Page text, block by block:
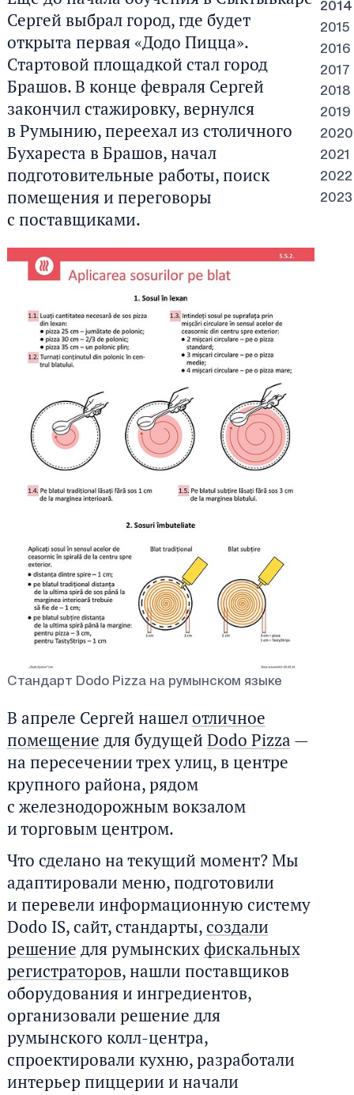
2014
2015
2016
2017
2018
2019
2020
2021
2022
2023
Сергей выбрал город, где будет
открыта первая «Додо Пицца».
Стартовой площадкой стал город
Брашов. В конце февраля Сергей
закончил стажировку, вернулся
в Румынию, переехал из столичного
Бухареста в Брашов, начал
подготовительные работы, поиск
помещения и переговоры
с поставщиками.
Стандарт Dodo Pizza на румынском языке
В апреле Сергей нашелотличное
помещение для будущей Dodo Pizza —
на пересечении трех улиц, в центре
крупного района, рядом
с железнодорожным вокзалом
и торговым центром.
Что сделано на текущий момент? Мы
адаптировали меню, подготовили
и перевели информационную систему
Dodo IS, сайт, стандарты,создали
решение для румынскихфискальных
регистраторов, нашли поставщиков
оборудования и ингредиентов,
организовали решение для
румынского колл-центра,
спроектировали кухню, разработали
интерьер пиццерии и начали